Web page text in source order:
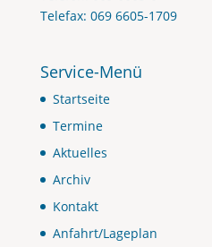
Telefax: 069 6605-1709
Service-Menü
Startseite
Termine
Aktuelles
Archiv
Kontakt
Anfahrt/Lageplan